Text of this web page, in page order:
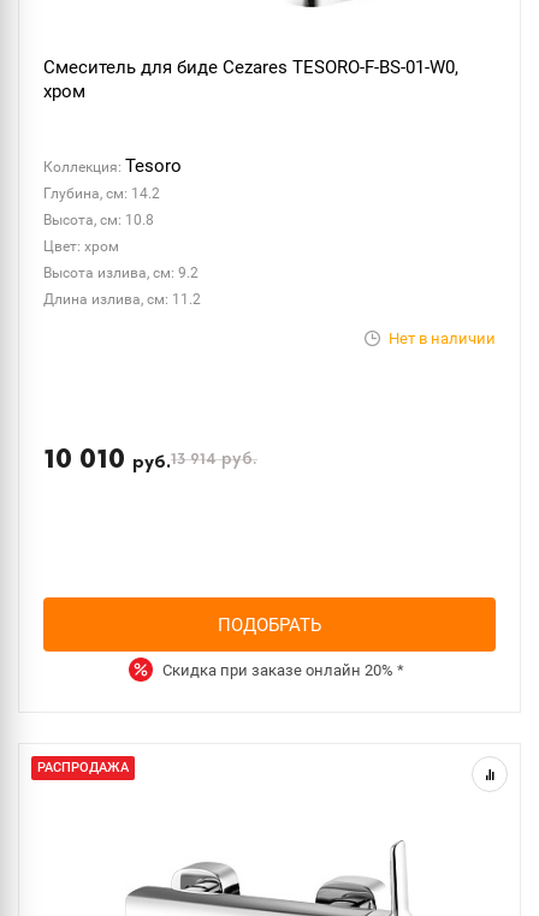
Смеситель для биде Cezares TESORO-F-BS-01-W0,
хром
Коллекция: Tesoro
Глубина, см: 14.2
Высота, см: 10.8
Цвет: хром
Высота излива, см: 9.2
Длина излива, см: 11.2
Нет в наличии
10 010 руб.13 914руб.
ПОДОБРАТЬ
Скидка при заказе онлайн 20% *
РАСПРОДАЖА